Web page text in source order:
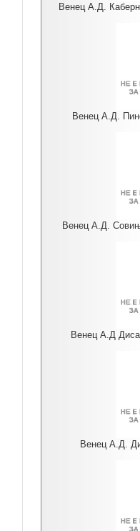
Венец А.Д.
Венец А.Д.
Венец А.Д.
Венец А.Д
Венец А.Д.